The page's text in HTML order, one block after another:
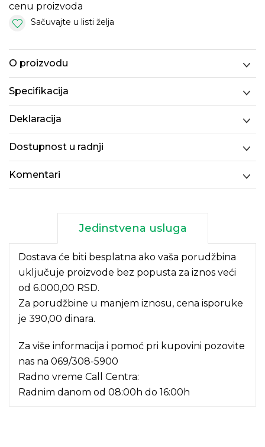
cenu proizvoda
Sačuvajte u listi želja
O proizvodu
Specifikacija
Deklaracija
Dostupnost u radnji
Komentari
Jedinstvena usluga
Dostava će biti besplatna ako vaša porudžbina
uključuje proizvode bez popusta za iznos veći
od 6.000,00 RSD.
Za porudžbine u manjem iznosu, cena isporuke
je 390,00 dinara.
Za više informacija i pomoć pri kupovini pozovite
nas na 069/308-5900
Radno vreme Call Centra:
Radnim danom od 08:00h do 16:00h